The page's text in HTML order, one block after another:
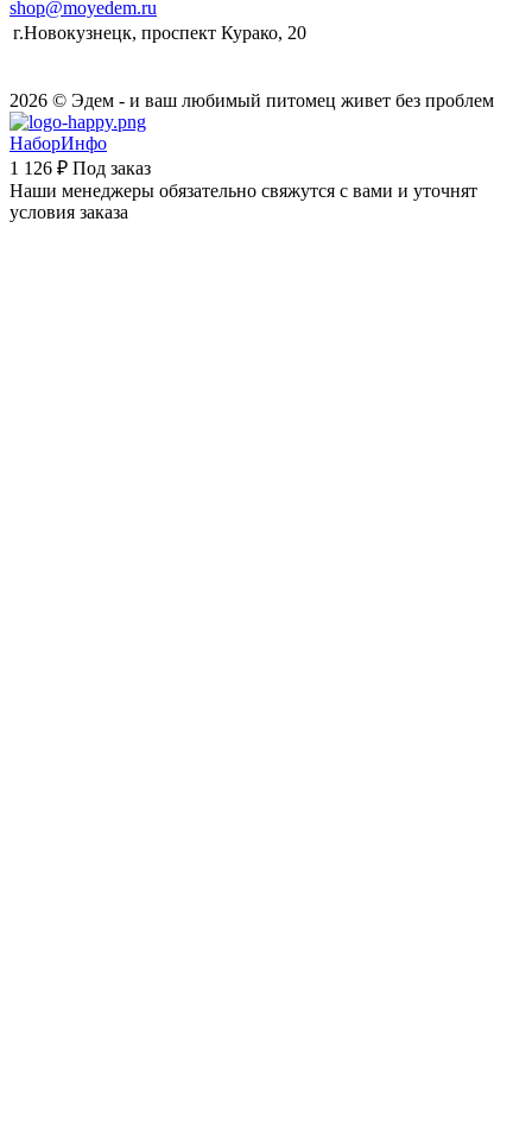
shop@moyedem.ru
г.Новокузнецк, проспект Курако, 20
2026 © Эдем - и ваш любимый питомец живет без проблем
НаборИнфо
1 126 ₽ Под заказ
Наши менеджеры обязательно свяжутся с вами и уточнят
условия заказа